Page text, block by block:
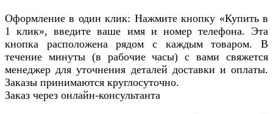
Оформление в один клик: Нажмите кнопку «Купить в
1 клик», введите ваше имя и номер телефона. Эта
кнопка расположена рядом с каждым товаром. В
течение минуты (в рабочие часы) с вами свяжется
менеджер для уточнения деталей доставки и оплаты.
Заказы принимаются круглосуточно.
Заказ через онлайн-консультанта